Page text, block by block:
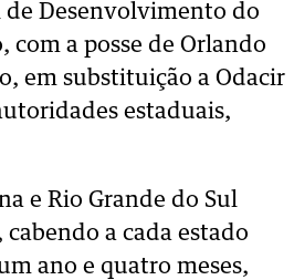
de Desenvolvimento do
com a posse de Orlando
em substituição a Odacir
estaduais,
e Rio Grande do Sul
a cada estado
ano e quatro meses,